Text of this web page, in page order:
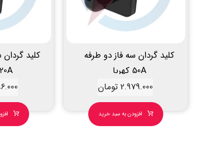
کلید گردان سه فاز دو طرفه
50A کهربا
2.979.000تومان
افزودن به سبد خرید
کلید
120A کهربا